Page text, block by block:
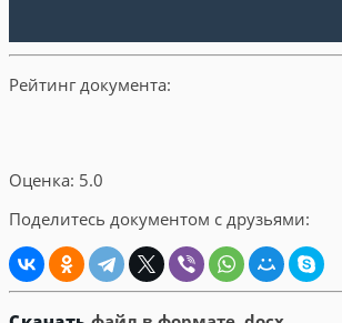
Рейтинг документа:
Оценка: 5.0
Поделитесь документом с друзьями: